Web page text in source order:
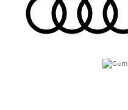
Bildergalerie überspringen